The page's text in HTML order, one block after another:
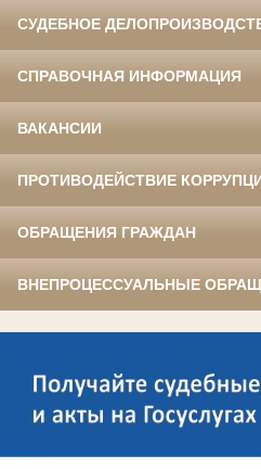
СУДЕБНОЕ
СПРАВОЧНАЯ ИНФОРМАЦИЯ
ВАКАНСИИ
ПРОТИВОДЕЙСТВИЕ
ОБРАЩЕНИЯ ГРАЖДАН
ВНЕПРОЦЕССУАЛЬНЫЕ